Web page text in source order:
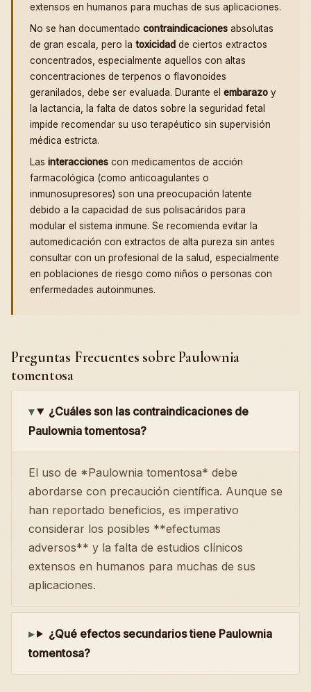
extensos en humanos para muchas de sus aplicaciones.
No se han documentado contraindicaciones absolutas
de gran escala, pero la toxicidad de ciertos extractos
concentrados, especialmente aquellos con altas
concentraciones de terpenos o flavonoides
geranilados, debe ser evaluada. Durante el embarazo y
la lactancia, la falta de datos sobre la seguridad fetal
impide recomendar su uso terapéutico sin supervisión
médica estricta.
Las interacciones con medicamentos de acción
farmacológica (como anticoagulantes o
inmunosupresores) son una preocupación latente
debido a la capacidad de sus polisacáridos para
modular el sistema inmune. Se recomienda evitar la
automedicación con extractos de alta pureza sin antes
consultar con un profesional de la salud, especialmente
en poblaciones de riesgo como niños o personas con
enfermedades autoinmunes.
Preguntas Frecuentes sobre Paulownia
tomentosa
¿Cuáles son las contraindicaciones de
Paulownia tomentosa?
El uso de *Paulownia tomentosa* debe
abordarse con precaución científica. Aunque se
han reportado beneficios, es imperativo
considerar los posibles **efectumas
adversos** y la falta de estudios clínicos
extensos en humanos para muchas de sus
aplicaciones.
¿Qué efectos secundarios tiene Paulownia
tomentosa?